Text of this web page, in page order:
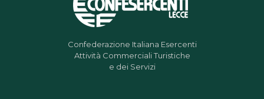
Confederazione Italiana Esercenti
Attività Commerciali Turistiche
e dei Servizi